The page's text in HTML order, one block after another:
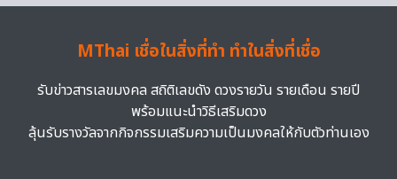
MThai เชื่อในสิ่งที่ทำ ทำในสิ่งที่เชื่อ
รับข่าวสารเลขมงคล สถิติเลขดัง ดวงรายวัน รายเดือน รายปี
พร้อมแนะนำวิธีเสริมดวง
ลุ้นรับรางวัลจากกิจกรรมเสริมความเป็นมงคลให้กับตัวท่านเอง